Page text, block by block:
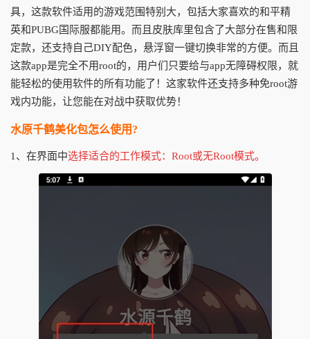
具，这款软件适用的游戏范围特别大，包括大家喜欢的和平精
英和PUBG国际服都能用。而且皮肤库里包含了大部分在售和限
定款，还支持自己DIY配色，悬浮窗一键切换非常的方便。而且
这款app是完全不用root的，用户们只要给与app无障碍权限，就
能轻松的使用软件的所有功能了！这家软件还支持多种免root游
戏内功能，让您能在对战中获取优势！
水原千鹤美化包怎么使用?
1、在界面中选择适合的工作模式：Root或无Root模式。